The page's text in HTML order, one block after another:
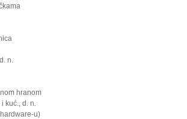
n.
hranom
kuć., d. n.
u)